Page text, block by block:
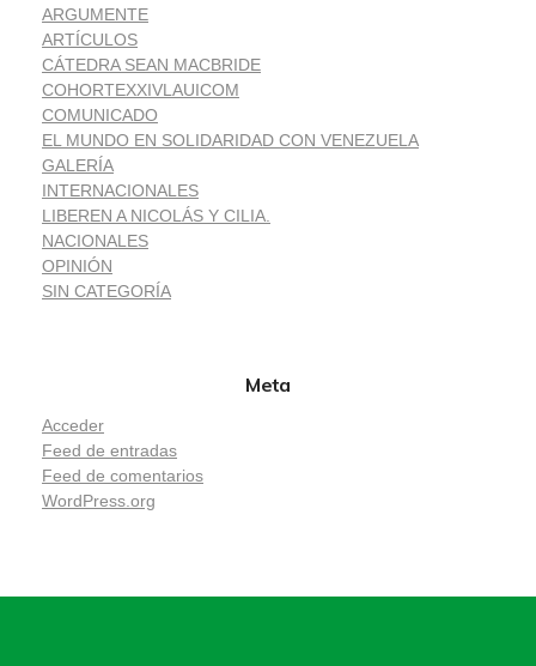
ARGUMENTE
ARTÍCULOS
CÁTEDRA SEAN MACBRIDE
COHORTEXXIVLAUICOM
COMUNICADO
EL MUNDO EN SOLIDARIDAD CON VENEZUELA
GALERÍA
INTERNACIONALES
LIBEREN A NICOLÁS Y CILIA.
NACIONALES
OPINIÓN
SIN CATEGORÍA
Meta
Acceder
Feed de entradas
Feed de comentarios
WordPress.org